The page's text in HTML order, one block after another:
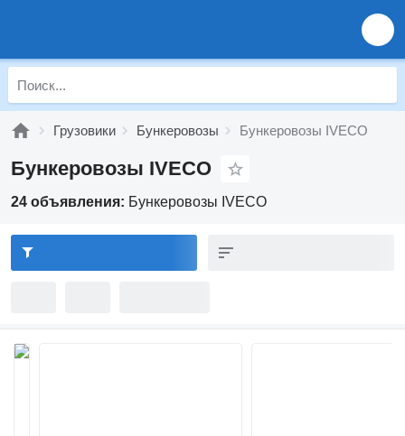
Грузовики Бункеровозы Бункеровозы IVECO
Бункеровозы IVECO
24 объявления: Бункеровозы IVECO